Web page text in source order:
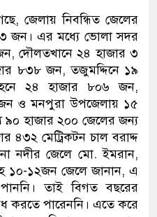
জেলায় নিবন্ধিত জেলের
জন। এর মধ্যে ভোলা সদর
দৌলতখানে ২৪ হাজার ৩
৮৩৮ জন, তজুমদ্দিনে ১৯
২৪ হাজার ৮০৬ জন,
ও মনপুরা উপজেলায় ১৫
হাজার ২০০ জেলের জন্য
৪৩২ মেট্রিকটন চাল বরাদ্দ
নদীর জেলে মো. ইমরান,
১০-১২জন জেলে জানান, এ
তাই বিগত বছরের
করতে পারেননি। এতে করে